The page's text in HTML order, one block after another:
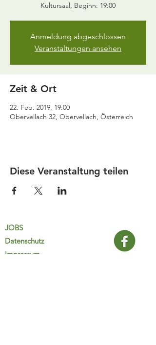
Anmeldung abgeschlossen
Veranstaltungen ansehen
Zeit & Ort
22. Feb. 2019, 19:00
Obervellach 32, Obervellach, Österreich
Diese Veranstaltung teilen
JOBS
Datenschutz
Impressum